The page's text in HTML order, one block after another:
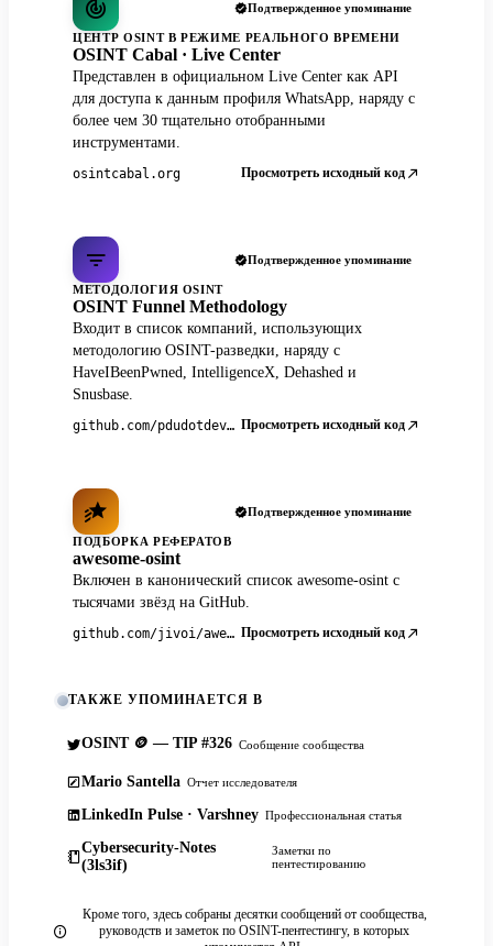
Подтвержденное упоминание
ЦЕНТР OSINT В РЕЖИМЕ РЕАЛЬНОГО ВРЕМЕНИ
OSINT Cabal · Live Center
Представлен в официальном Live Center как API
для доступа к данным профиля WhatsApp, наряду с
более чем 30 тщательно отобранными
инструментами.
osintcabal.org Просмотреть исходный код
Подтвержденное упоминание
МЕТОДОЛОГИЯ OSINT
OSINT Funnel Methodology
Входит в список компаний, использующих
методологию OSINT-разведки, наряду с
HaveIBeenPwned, IntelligenceX, Dehashed и
Snusbase.
github.com/pdudotdev/ofm Просмотреть исходный код
Подтвержденное упоминание
ПОДБОРКА РЕФЕРАТОВ
awesome-osint
Включен в канонический список awesome-osint с
тысячами звёзд на GitHub.
github.com/jivoi/awesome-osint Просмотреть исходный код
ТАКЖЕ УПОМИНАЕТСЯ В
OSINT 🪙 — TIP #326 Сообщение сообщества
Mario Santella Отчет исследователя
LinkedIn Pulse · Varshney Профессиональная статья
Cybersecurity-Notes
(3ls3if)
Заметки по
пентестированию
Кроме того, здесь собраны десятки сообщений от сообщества,
руководств и заметок по OSINT-пентестингу, в которых